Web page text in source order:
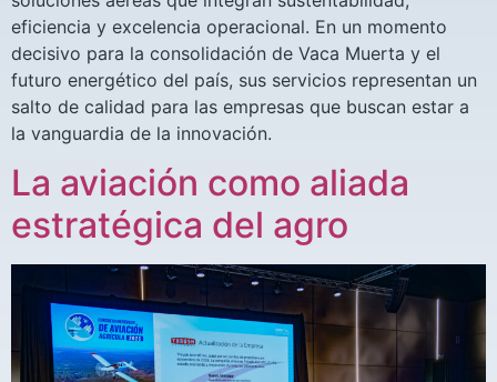
eficiencia y excelencia operacional. En un momento
decisivo para la consolidación de Vaca Muerta y el
futuro energético del país, sus servicios representan un
salto de calidad para las empresas que buscan estar a
la vanguardia de la innovación.
La aviación como aliada
estratégica del agro